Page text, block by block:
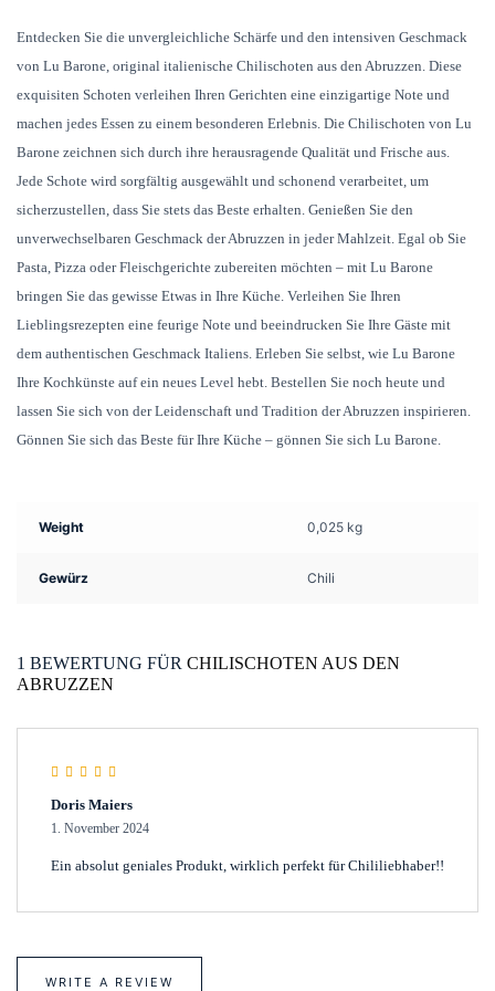
Entdecken Sie die unvergleichliche Schärfe und den intensiven Geschmack
von Lu Barone, original italienische Chilischoten aus den Abruzzen. Diese
exquisiten Schoten verleihen Ihren Gerichten eine einzigartige Note und
machen jedes Essen zu einem besonderen Erlebnis. Die Chilischoten von Lu
Barone zeichnen sich durch ihre herausragende Qualität und Frische aus.
Jede Schote wird sorgfältig ausgewählt und schonend verarbeitet, um
sicherzustellen, dass Sie stets das Beste erhalten. Genießen Sie den
unverwechselbaren Geschmack der Abruzzen in jeder Mahlzeit. Egal ob Sie
Pasta, Pizza oder Fleischgerichte zubereiten möchten – mit Lu Barone
bringen Sie das gewisse Etwas in Ihre Küche. Verleihen Sie Ihren
Lieblingsrezepten eine feurige Note und beeindrucken Sie Ihre Gäste mit
dem authentischen Geschmack Italiens. Erleben Sie selbst, wie Lu Barone
Ihre Kochkünste auf ein neues Level hebt. Bestellen Sie noch heute und
lassen Sie sich von der Leidenschaft und Tradition der Abruzzen inspirieren.
Gönnen Sie sich das Beste für Ihre Küche – gönnen Sie sich Lu Barone.
Weight 0,025 kg
Gewürz Chili
1 BEWERTUNG FÜR CHILISCHOTEN AUS DEN
ABRUZZEN
Doris Maiers
1. November 2024
Ein absolut geniales Produkt, wirklich perfekt für Chililiebhaber!!
WRITE A REVIEW